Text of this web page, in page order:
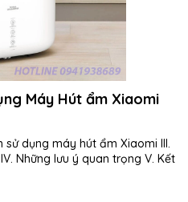
Máy Hút ẩm Xiaomi
sử dụng máy hút ẩm Xiaomi III.
Những lưu ý quan trọng V. Kết